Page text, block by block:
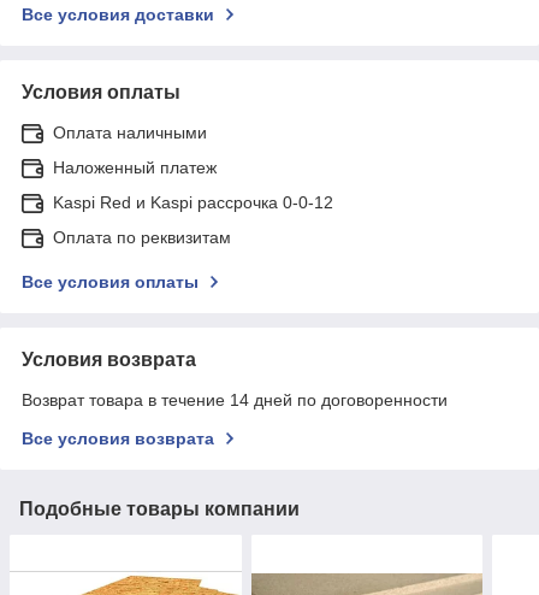
Все условия доставки
Условия оплаты
Оплата наличными
Наложенный платеж
Kaspi Red и Kaspi рассрочка 0-0-12
Оплата по реквизитам
Все условия оплаты
Условия возврата
Возврат товара в течение 14 дней по договоренности
Все условия возврата
Подобные товары компании